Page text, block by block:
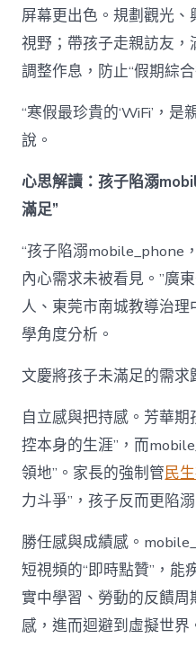
屏幕更出色。規劃觀光
視野；帶孩子走親訪友
調整作息，防止“假期綜合
“寒假最珍貴的‘WiFi’，
說。
心思解讀：孩子陷溺
滿足”
“孩子陷溺mobile_phone
內心需求未被看見。”廣
人、東莞市南城教導治
學角度分析。
文慶將孩子未滿足的需求
自立感與把持感。芳華
控本身的生涯”，而
領地”。家長的強制管民
力斗爭”，孩子反而更陷溺
勝任感與成績感。
短視頻的“即時點贊”，
實中學習、勞動的反饋
感，進而迴避到虛擬世界